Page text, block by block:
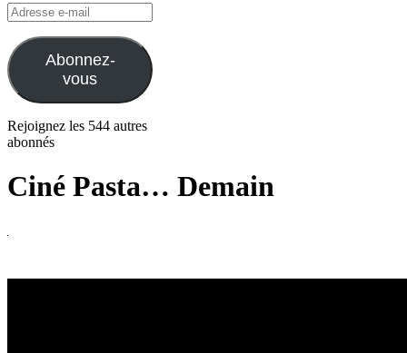
Adresse
e-
mail
Abonnez-
vous
Rejoignez les 544 autres
abonnés
Ciné Pasta… Demain